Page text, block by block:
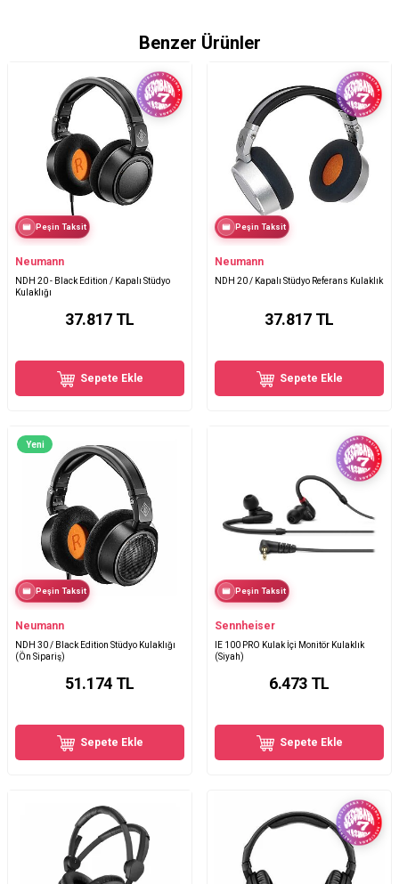
Benzer Ürünler
Peşin Taksit
Neumann
NDH 20 - Black Edition / Kapalı Stüdyo
Kulaklığı
37.817TL
Sepete Ekle
Peşin Taksit
Neumann
NDH 20 / Kapalı Stüdyo Referans Kulaklık
37.817TL
Sepete Ekle
Yeni
Peşin Taksit
Neumann
NDH 30 / Black Edition Stüdyo Kulaklığı
(Ön Sipariş)
51.174TL
Sepete Ekle
Peşin Taksit
Sennheiser
IE 100 PRO Kulak İçi Monitör Kulaklık
(Siyah)
6.473 TL
Sepete Ekle